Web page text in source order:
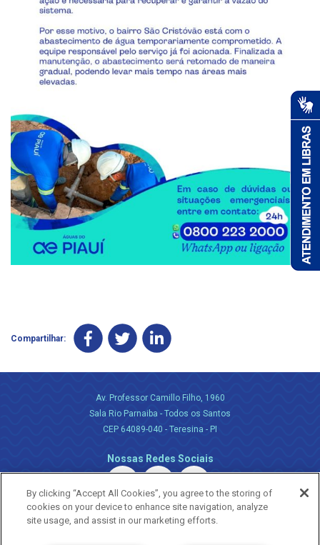
Compartilhar:
Av. Professor Camillo Filho, 1960
Sala Rio Parnaiba - Todos os Santos
CEP 64089-040 - Teresina - PI
Nossas Redes Sociais
By clicking “Accept All Cookies”, you agree to the storing of
cookies on your device to enhance site navigation, analyze
site usage, and assist in our marketing efforts.